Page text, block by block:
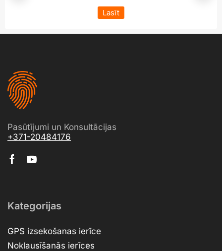
Lasīt
Pasūtījumi un Konsultācijas
+371-20484176
Kategorijas
GPS izsekošanas ierīce
Noklausīšanās ierīces